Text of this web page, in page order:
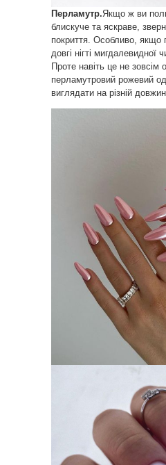
Перламутр.Якщо ж ви
блискуче та яскраве,
покриття. Особливо, якщо
довгі нігті
Проте навіть це не зовсім
перламутровий рожевий
виглядати на різній